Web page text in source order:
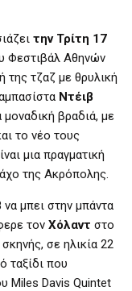
την Τρίτη 17
Φεστιβάλ Αθηνών
της τζαζ με θρυλική
Ντέιβ
μοναδική βραδιά, με
το νέο τους
μια πραγματική
της Ακρόπολης.
μπει στην μπάντα
τον Χόλαντ στο
σε ηλικία 22
ταξίδι που
Miles Davis Quintet